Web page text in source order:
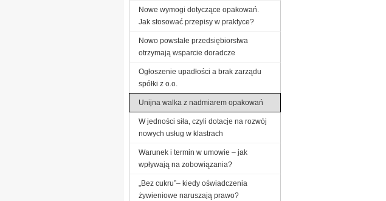
Nowe wymogi dotyczące opakowań.
Jak stosować przepisy w praktyce?
Nowo powstałe przedsiębiorstwa
otrzymają wsparcie doradcze
Ogłoszenie upadłości a brak zarządu
spółki z o.o.
Unijna walka z nadmiarem opakowań
W jedności siła, czyli dotacje na rozwój
nowych usług w klastrach
Warunek i termin w umowie – jak
wpływają na zobowiązania?
„Bez cukru”– kiedy oświadczenia
żywieniowe naruszają prawo?